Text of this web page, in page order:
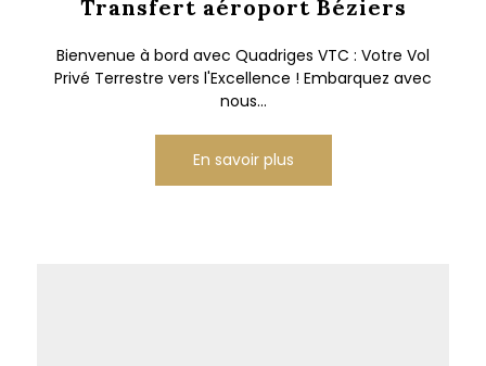
Transfert aéroport Béziers
Bienvenue à bord avec Quadriges VTC : Votre Vol
Privé Terrestre vers l'Excellence ! Embarquez avec
nous...
En savoir plus